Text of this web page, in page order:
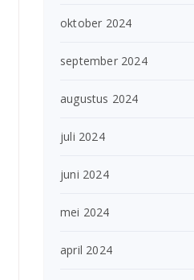
oktober 2024
september 2024
augustus 2024
juli 2024
juni 2024
mei 2024
april 2024